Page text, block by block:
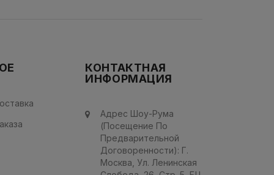
КОНТАКТНАЯ
ИНФОРМАЦИЯ
Адрес Шоу-Рума
(посещение По
Предварительной
Договоренности): Г.
Mocква, Ул. Ленинская